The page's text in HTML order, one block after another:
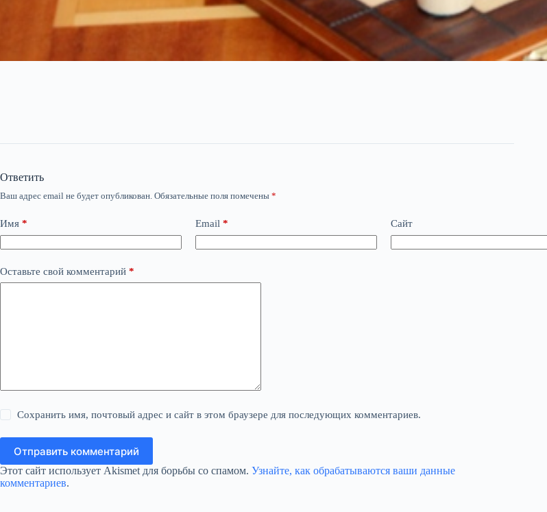
Ответить
Ваш адрес email не будет опубликован. Обязательные поля помечены *
Имя * Email * Сайт
Оставьте свой комментарий *
Сохранить имя, почтовый адрес и сайт в этом браузере для последующих комментариев.
Отправить комментарий
Этот сайт использует Akismet для борьбы со спамом. Узнайте, как обрабатываются ваши данные
комментариев.